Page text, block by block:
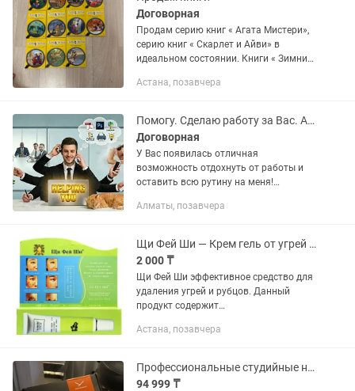
Договорная
Продам серию книг « Агата Мистери»,
серию книг « Скарлет и Айви» в
идеальном состоянии. Книги « Зимний
морским сердцем, Кот Ра, Білімге
Астана, позавчера
Помогу. Сделаю работу за Вас. Ассистент
Договорная
У Вас появилась отличная
возможность отдохнуть от работы и
оставить всю рутину на меня!
наконец уже все то, что постоянно
понадобится...
Алматы, позавчера
Щи Фей Ши — Крем гель от угрей и акне.
2 000 ₸
Щи Фей Ши эффективное средство для
удаления угрей и рубцов. Данный
продукт содержит
ные экстракты дикорастущих целебных
удаления...
Астана, позавчера
Профессиональные студийные наушники Beyerdynamic DT700 PRO X
94 999 ₸